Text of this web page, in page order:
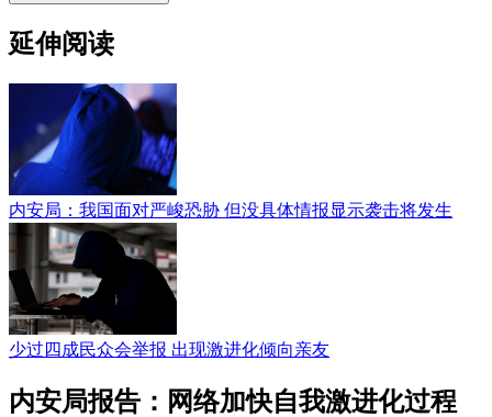
延伸阅读
内安局：我国面对严峻恐胁 但没具体情报显示袭击将发生
少过四成民众会举报 出现激进化倾向亲友
内安局报告：网络加快自我激进化过程